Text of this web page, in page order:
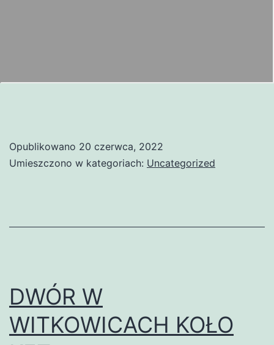
Opublikowano 20 czerwca, 2022
Umieszczono w kategoriach: Uncategorized
DWÓR W
WITKOWICACH KOŁO